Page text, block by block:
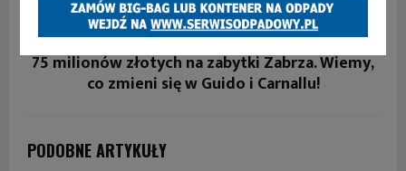
NASTĘPNY ARTYKUŁ
75 milionów złotych na zabytki Zabrza. Wiemy,
co zmieni się w Guido i Carnallu!
PODOBNE ARTYKUŁY